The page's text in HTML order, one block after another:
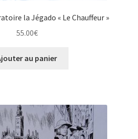
la Jégado « Le Chauffeur »
55.00€
au panier